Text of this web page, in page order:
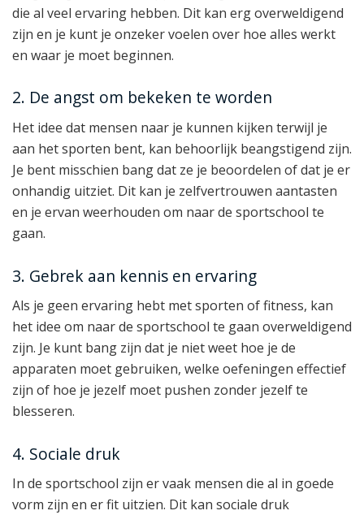
die al veel ervaring hebben. Dit kan erg overweldigend
zijn en je kunt je onzeker voelen over hoe alles werkt
en waar je moet beginnen.
2. De angst om bekeken te worden
Het idee dat mensen naar je kunnen kijken terwijl je
aan het sporten bent, kan behoorlijk beangstigend zijn.
Je bent misschien bang dat ze je beoordelen of dat je er
onhandig uitziet. Dit kan je zelfvertrouwen aantasten
en je ervan weerhouden om naar de sportschool te
gaan.
3. Gebrek aan kennis en ervaring
Als je geen ervaring hebt met sporten of fitness, kan
het idee om naar de sportschool te gaan overweldigend
zijn. Je kunt bang zijn dat je niet weet hoe je de
apparaten moet gebruiken, welke oefeningen effectief
zijn of hoe je jezelf moet pushen zonder jezelf te
blesseren.
4. Sociale druk
In de sportschool zijn er vaak mensen die al in goede
vorm zijn en er fit uitzien. Dit kan sociale druk